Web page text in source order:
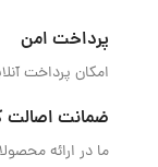
پرداخت امن
امکان پرداخت
ضمانت اصالت
ما در ارائه